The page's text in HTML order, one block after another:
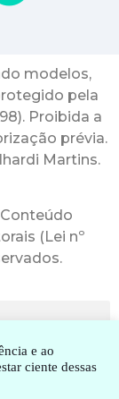
modelos,
pela
Proibida a
prévia.
Martins.
(Lei nº
e ao
ciente dessas